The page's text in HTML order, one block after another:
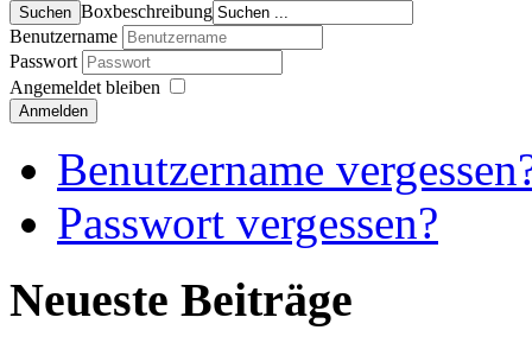
Boxbeschreibung
Benutzername
Passwort
Angemeldet bleiben
Anmelden
Benutzername
Passwort vergessen?
Neueste Beiträge